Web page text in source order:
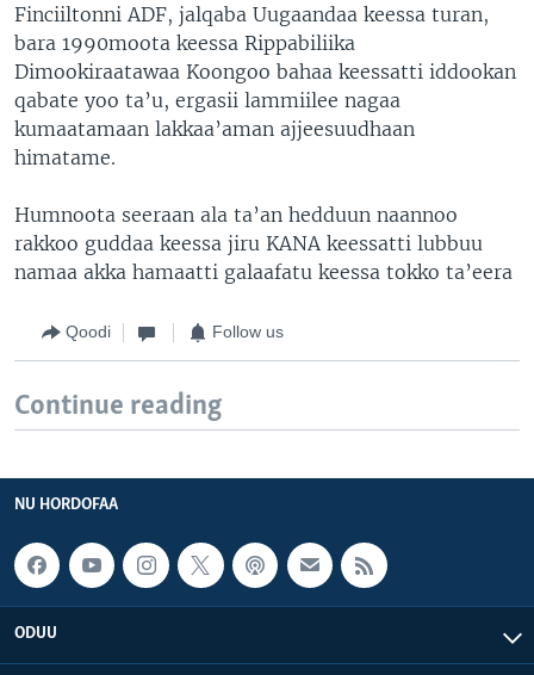
Finciiltonni ADF, jalqaba Uugaandaa keessa turan,
bara 1990moota keessa Rippabiliika
Dimookiraatawaa Koongoo bahaa keessatti iddookan
qabate yoo ta’u, ergasii lammiilee nagaa
kumaatamaan lakkaa’aman ajjeesuudhaan
himatame.
Humnoota seeraan ala ta’an hedduun naannoo
rakkoo guddaa keessa jiru KANA keessatti lubbuu
namaa akka hamaatti galaafatu keessa tokko ta’eera
Qoodi Follow us
Continue reading
NU HORDOFAA
ODUU